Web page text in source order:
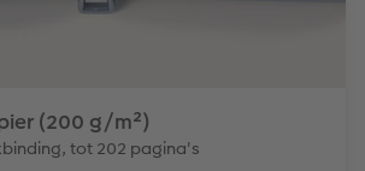
(200 g/m²)
tot 202 pagina's